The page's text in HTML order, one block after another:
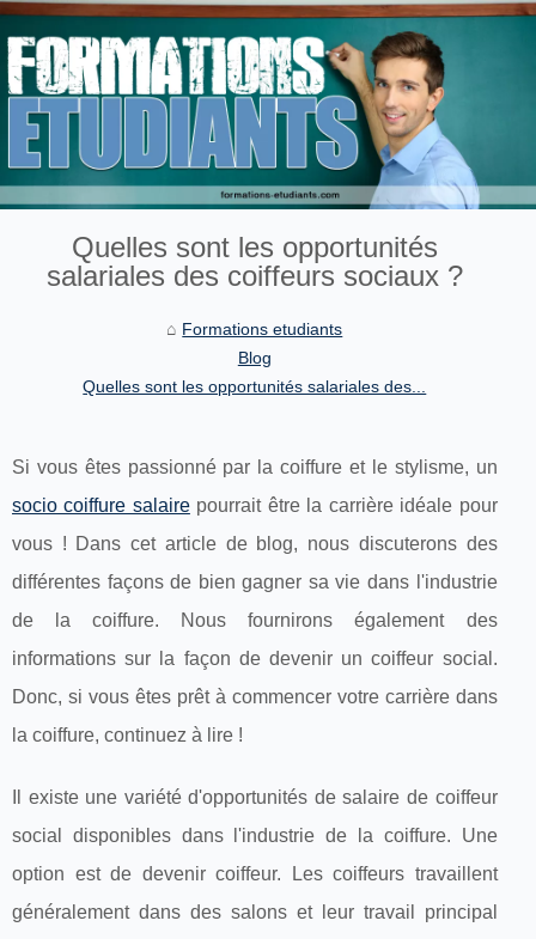
Quelles sont les opportunités
salariales des coiffeurs sociaux ?
Formations etudiants
Blog
Quelles sont les opportunités salariales des...
Si vous êtes passionné par la coiffure et le stylisme, un
socio coiffure salairepourrait être la carrière idéale pour
vous ! Dans cet article de blog, nous discuterons des
différentes façons de bien gagner sa vie dans l'industrie
de la coiffure. Nous fournirons également des
informations sur la façon de devenir un coiffeur social.
Donc, si vous êtes prêt à commencer votre carrière dans
la coiffure, continuez à lire !
Il existe une variété d'opportunités de salaire de coiffeur
social disponibles dans l'industrie de la coiffure. Une
option est de devenir coiffeur. Les coiffeurs travaillent
généralement dans des salons et leur travail principal